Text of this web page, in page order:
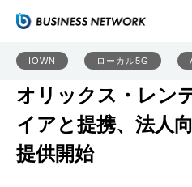
IOWN ローカル5G
オリックス・レン
イアと提携、法人
提供開始